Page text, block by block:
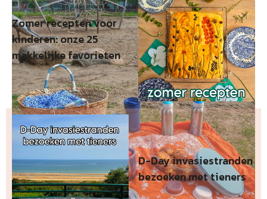
Zomer recepten voor
kinderen: onze 25
makkelijke favorieten
D-Day invasiestranden
bezoeken met tieners